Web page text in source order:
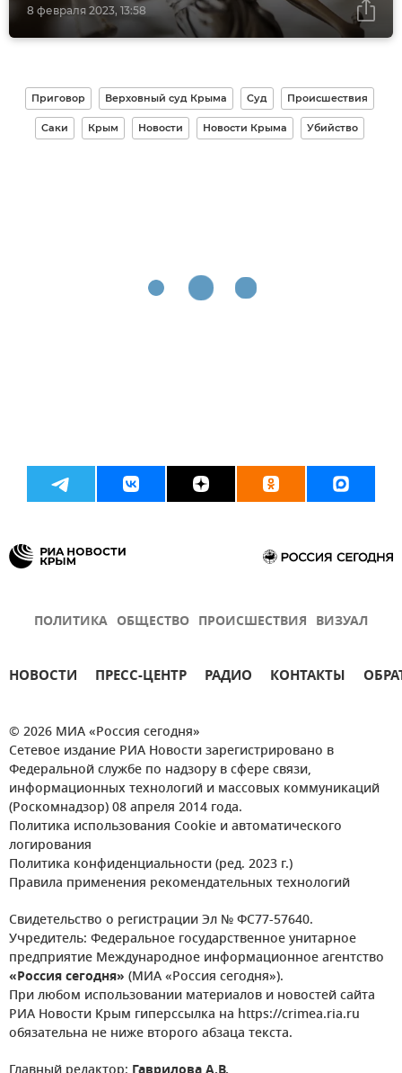
8 февраля 2023, 13:58
Приговор Верховный суд Крыма Суд Происшествия
Саки Крым Новости Новости Крыма Убийство
ПОЛИТИКА ОБЩЕСТВО ПРОИСШЕСТВИЯ ВИЗУАЛ
НОВОСТИ ПРЕСС-ЦЕНТР РАДИО КОНТАКТЫ
© 2026 МИА «Россия сегодня»
Сетевое издание РИА Новости зарегистрировано в
Федеральной службе по надзору в сфере связи,
информационных технологий и массовых коммуникаций
(Роскомнадзор) 08 апреля 2014 года.
Политика использования Cookie и автоматического
логирования
Политика конфиденциальности (ред. 2023 г.)
Правила применения рекомендательных технологий
Свидетельство о регистрации Эл № ФС77-57640.
Учредитель: Федеральное государственное унитарное
предприятие Международное информационное агентство
«Россия сегодня» (МИА «Россия сегодня»).
При любом использовании материалов и новостей сайта
РИА Новости Крым гиперссылка на https://crimea.ria.ru
обязательна не ниже второго абзаца текста.